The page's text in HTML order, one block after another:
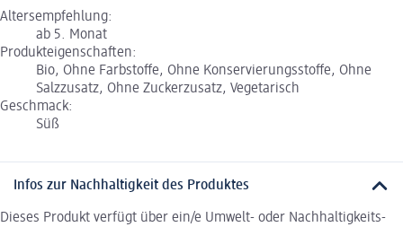
Altersempfehlung:
ab 5. Monat
Produkteigenschaften:
Bio, Ohne Farbstoffe, Ohne Konservierungsstoffe, Ohne
Salzzusatz, Ohne Zuckerzusatz, Vegetarisch
Geschmack:
Süß
Infos zur Nachhaltigkeit des Produktes
Dieses Produkt verfügt über ein/e Umwelt- oder Nachhaltigkeits-